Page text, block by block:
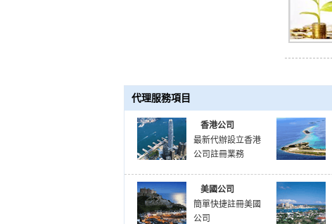
代理服務項目
香港公司
最新代辦設立香港
公司註冊業務
美國公司
簡單快捷註冊美國
公司